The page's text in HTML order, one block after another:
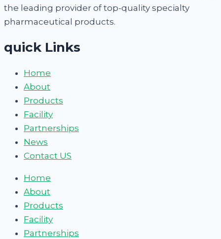
the leading provider of top-quality specialty
pharmaceutical products.
quick Links
Home
About
Products
Facility
Partnerships
News
Contact US
Home
About
Products
Facility
Partnerships